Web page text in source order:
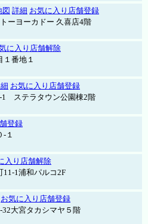
図 詳細 お気に入り店舗登録
ーヨーカドー 久喜店4階
に入り店舗解除
１番地１
お気に入り店舗登録
1 ステラタウン公園棟2階
登録
-１
入り店舗解除
1浦和パルコ2F
お気に入り店舗登録
大宮タカシマヤ５階